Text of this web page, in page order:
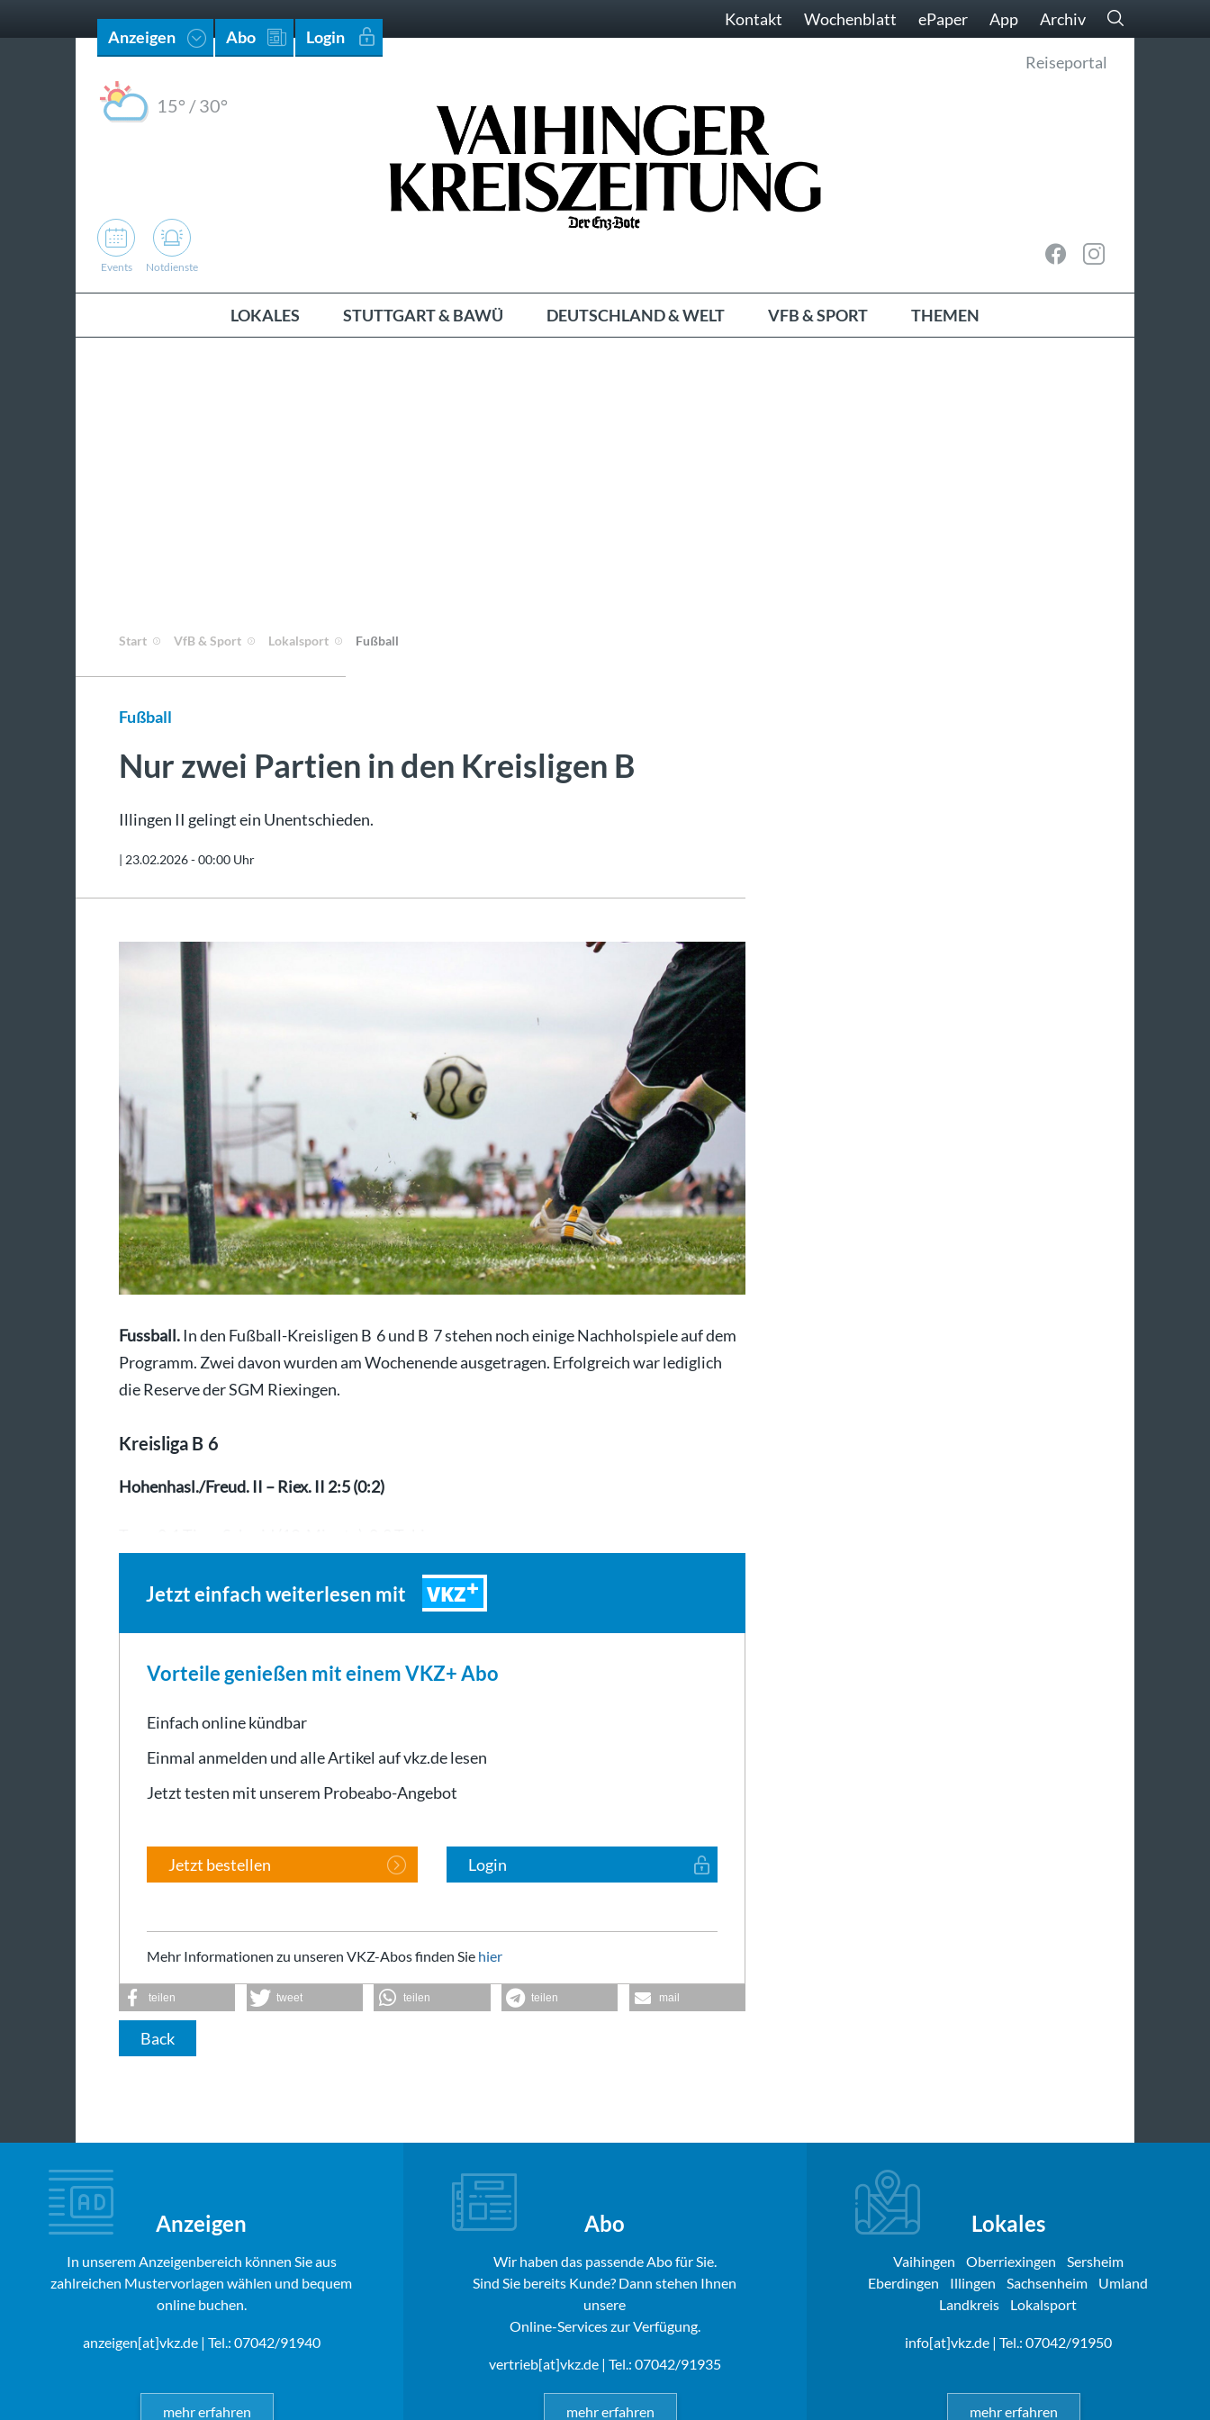
Anzeigen Abo Login
Kontakt Wochenblatt ePaper App Archiv
15° /30°
Reiseportal
Events Notdienste
LOKALES STUTTGART & BAWÜ DEUTSCHLAND & WELT VFB & SPORT THEMEN
Start VfB & Sport Lokalsport Fußball
Fußball
Nur zwei Partien in den Kreisligen B
Illingen II gelingt ein Unentschieden.
| 23.02.2026 - 00:00 Uhr
Fussball.In den Fußball-Kreisligen B 6 und B 7 stehen noch einige Nachholspiele auf dem
Programm. Zwei davon wurden am Wochenende ausgetragen. Erfolgreich war lediglich
die Reserve der SGM Riexingen.
Kreisliga B 6
Hohenhasl./Freud. II – Riex. II 2:5 (0:2)
Jetzt einfach weiterlesen mit VKZ
Vorteile genießen mit einem VKZ+ Abo
Einfach online kündbar
Einmal anmelden und alle Artikel auf vkz.de lesen
Jetzt testen mit unserem Probeabo-Angebot
Jetzt bestellen Login
Mehr Informationen zu unseren VKZ-Abos finden Sie hier
teilen tweet teilen teilen mail
Back
Anzeigen
In unserem Anzeigenbereich können Sie aus
zahlreichen Mustervorlagen wählen und bequem
online buchen.
anzeigen[at]vkz.de| Tel.: 07042/91940
mehr erfahren
Abo
Wir haben das passende Abo für Sie.
Sind Sie bereits Kunde? Dann stehen Ihnen
unsere
Online-Services zur Verfügung.
vertrieb[at]vkz.de| Tel.: 07042/91935
mehr erfahren
Lokales
Vaihingen Oberriexingen
Sersheim
Eberdingen
Illingen Sachsenheim
Umland
Landkreis
Lokalsport
info[at]vkz.de| Tel.: 07042/91950
mehr erfahren